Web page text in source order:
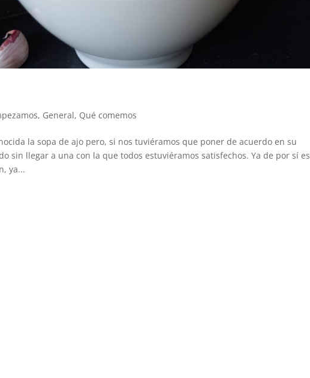
, General, Qué comemos
la sopa de ajo pero, si nos tuviéramos que poner de acuerdo en su
sin llegar a una con la que todos estuviéramos satisfechos. Ya de por sí es
ya...